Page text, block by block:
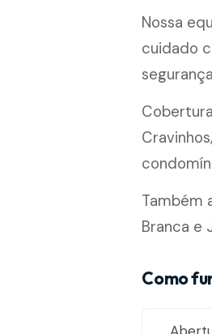
Nossa
cuidado
Também
Branca e
Como